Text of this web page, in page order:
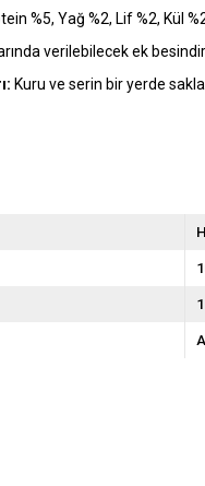
%5, Yağ %2, Lif %2, Kül
verilebilecek ek
Kuru ve serin bir yerde